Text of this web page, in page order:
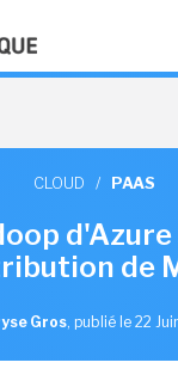
CLOUD / PAAS
de
Gros, publié le 22